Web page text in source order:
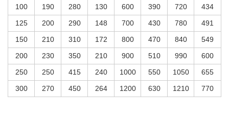
100
190 280 130 600 390 720
434
125
200 290 148 700 430 780
491
150
210 310 172 800 470 840
549
200
230 350 210 900 510 990
600
250
250 415 240 1000 550 1050
655
300
270 450 264 1200 630 1210 770